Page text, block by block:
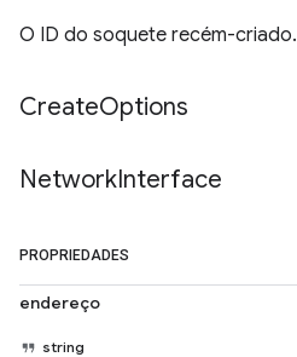
O ID do soquete recém-criado.
CreateOptions
NetworkInterface
PROPRIEDADES
endereço
string